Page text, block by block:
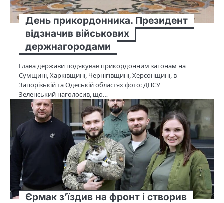
День прикордонника. Президент
відзначив військових
держнагородами
Глава держави подякував прикордонним загонам на
Сумщині, Харківщині, Чернігівщині, Херсонщині, в
Запорізькій та Одеській областях фото: ДПСУ
Зеленський наголосив, що…
Єрмак з’їздив на фронт і створив